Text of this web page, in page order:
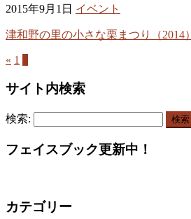
2015年9月1日 イベント
津和野の里の小さな栗まつり（2014）
« 1
サイト内検索
検索:
フェイスブック更新中！
カテゴリー